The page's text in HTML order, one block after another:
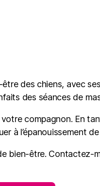
des chiens, avec
des séances de
compagnon. En
à l’épanouissement
bien-être. Contactez-